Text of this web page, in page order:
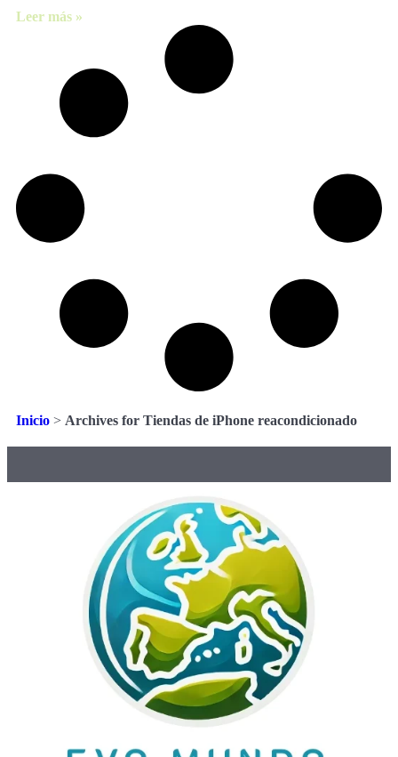
Leer más »
Inicio > Archives for Tiendas de iPhone reacondicionado